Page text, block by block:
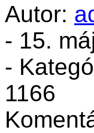
Autor:
- 15.
-
1166